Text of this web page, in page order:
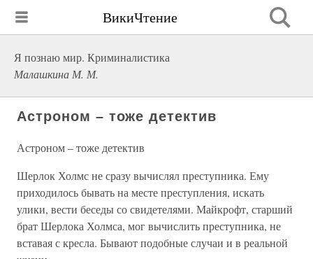
ВикиЧтение
Я познаю мир. Криминалистика
Малашкина М. М.
Астроном – тоже детектив
Астроном – тоже детектив
Шерлок Холмс не сразу вычислял преступника. Ему
приходилось бывать на месте преступления, искать
улики, вести беседы со свидетелями. Майкрофт, старший
брат Шерлока Холмса, мог вычислить преступника, не
вставая с кресла. Бывают подобные случаи и в реальной